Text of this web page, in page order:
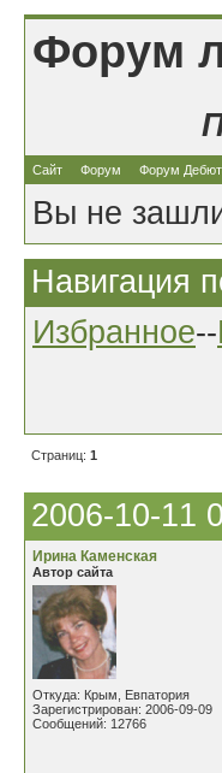
Форум
Сайт Форум Форум
Вы не
Навигация
Избранное--
Страниц: 1
2006-10-11
Ирина Каменская
Автор сайта
Откуда: Крым, Евпатория
Зарегистрирован: 2006-09-09
Сообщений: 12766